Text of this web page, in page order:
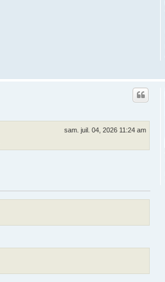
sam. juil. 04, 2026 11:24 am